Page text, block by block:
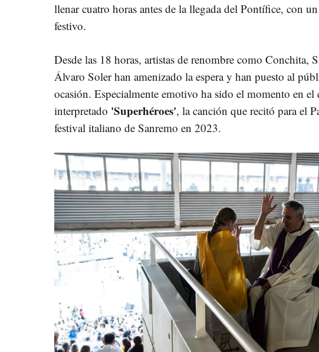
llenar cuatro horas antes de la llegada del Pontífice, con
festivo.
Desde las 18 horas, artistas de renombre como Conchita,
Álvaro Soler han amenizado la espera y han puesto al
ocasión. Especialmente emotivo ha sido el momento en el
interpretado 'Superhéroes', la canción que recitó para el
festival italiano de Sanremo en 2023.